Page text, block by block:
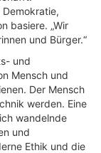
basiere. „Wir
und Bürger.“
und
Mensch und
Der Mensch
werden. Eine
wandelnde
und
Ethik und die